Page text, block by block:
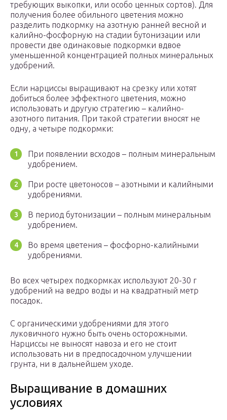
требующих выкопки, или особо ценных сортов). Для
получения более обильного цветения можно
разделить подкормку на азотную ранней весной и
калийно-фосфорную на стадии бутонизации или
провести две одинаковые подкормки вдвое
уменьшенной концентрацией полных минеральных
удобрений.
Если нарциссы выращивают на срезку или хотят
добиться более эффектного цветения, можно
использовать и другую стратегию – калийно-
азотного питания. При такой стратегии вносят не
одну, а четыре подкормки:
При появлении всходов – полным минеральным
удобрением.
При росте цветоносов – азотными и калийными
удобрениями.
В период бутонизации – полным минеральным
удобрением.
Во время цветения – фосфорно-калийными
удобрениями.
Во всех четырех подкормках используют 20-30 г
удобрений на ведро воды и на квадратный метр
посадок.
С органическими удобрениями для этого
луковичного нужно быть очень осторожными.
Нарциссы не выносят навоза и его не стоит
использовать ни в предпосадочном улучшении
грунта, ни в дальнейшем уходе.
Выращивание в домашних
условиях